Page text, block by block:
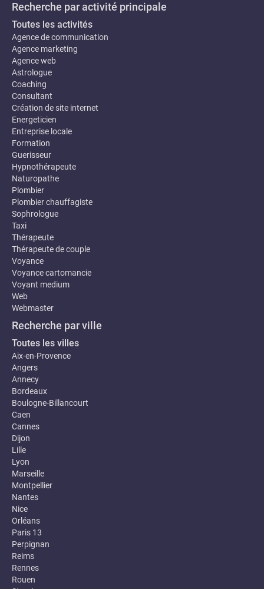
Recherche par activité principale
Toutes les activités
Agence de communication
Agence marketing
Agence web
Astrologue
Coaching
Consultant
Création de site internet
Energeticien
Entreprise locale
Formation
Guerisseur
Hypnothérapeute
Naturopathe
Plombier
Plombier chauffagiste
Sophrologue
Taxi
Thérapeute
Thérapeute de couple
Voyance
Voyance cartomancie
Voyant medium
Web
Webmaster
Recherche par ville
Toutes les villes
Aix-en-Provence
Angers
Annecy
Bordeaux
Boulogne-Billancourt
Caen
Cannes
Dijon
Lille
Lyon
Marseille
Montpellier
Nantes
Nice
Orléans
Paris 13
Perpignan
Reims
Rennes
Rouen